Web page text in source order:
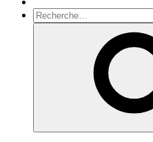
Recherche
pour